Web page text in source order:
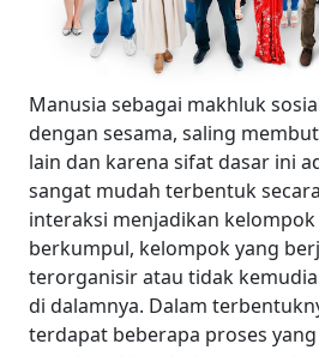
Manusia sebagai makhluk
dengan sesama, saling
lain dan karena sifat dasar ini
sangat mudah terbentuk
interaksi menjadikan
berkumpul, kelompok yang
terorganisir atau tidak
di dalamnya. Dalam
terdapat beberapa proses